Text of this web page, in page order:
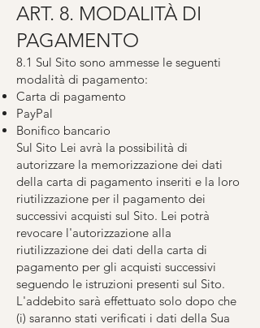
ART. 8. MODALITÀ DI
PAGAMENTO
8.1 Sul Sito sono ammesse le seguenti
modalità di pagamento:
Carta di pagamento
PayPal
Bonifico bancario
Sul Sito Lei avrà la possibilità di
autorizzare la memorizzazione dei dati
della carta di pagamento inseriti e la loro
riutilizzazione per il pagamento dei
successivi acquisti sul Sito. Lei potrà
revocare l'autorizzazione alla
riutilizzazione dei dati della carta di
pagamento per gli acquisti successivi
seguendo le istruzioni presenti sul Sito.
L'addebito sarà effettuato solo dopo che
(i) saranno stati verificati i dati della Sua